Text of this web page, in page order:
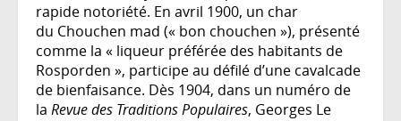
rapide notoriété. En avril 1900, un char
du Chouchen mad (« bon chouchen »), présenté
comme la « liqueur préférée des habitants de
Rosporden », participe au défilé d’une cavalcade
de bienfaisance. Dès 1904, dans un numéro de
la Revue des Traditions Populaires, Georges Le